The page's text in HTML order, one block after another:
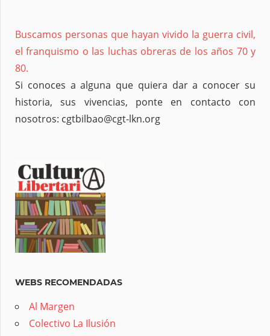
Buscamos personas que hayan vivido la guerra civil,
el franquismo o las luchas obreras de los años 70 y
80.
Si conoces a alguna que quiera dar a conocer su
historia, sus vivencias, ponte en contacto con
nosotros: cgtbilbao@cgt-lkn.org
WEBS RECOMENDADAS
Al Margen
Colectivo La Ilusión